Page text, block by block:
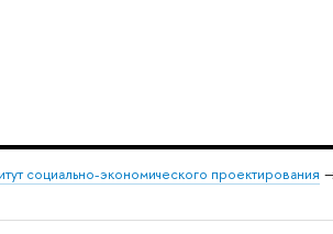
социально-экономического проектирования